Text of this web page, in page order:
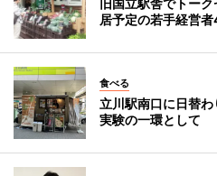
旧国立駅舎でトー
居予定の若手経営者
食べる
立川駅南口に日替
実験の一環として